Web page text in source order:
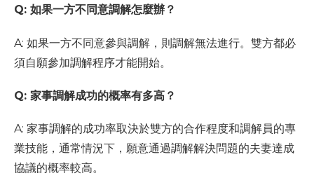
Q: 如果一方不同意調解怎麼辦？
A: 如果一方不同意參與調解，則調解無法進行。雙方都必
須自願參加調解程序才能開始。
Q: 家事調解成功的概率有多高？
A: 家事調解的成功率取決於雙方的合作程度和調解員的專
業技能，通常情況下，願意通過調解解決問題的夫妻達成
協議的概率較高。